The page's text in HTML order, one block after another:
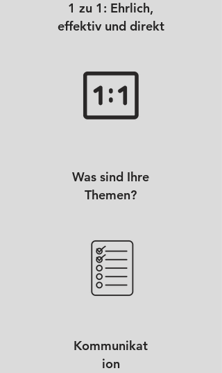
1 zu 1: Ehrlich,
effektiv und direkt
Was sind Ihre
Themen?
Kommunikat
ion